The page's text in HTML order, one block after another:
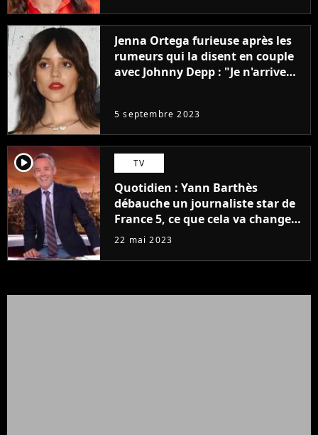
Jenna Ortega furieuse après les
rumeurs qui la disent en couple
avec Johnny Depp : "Je n'arrive
5 septembre 2023
player2 TV
Quotidien : Yann Barthès
débauche un journaliste star de
France 5, ce que cela va changer
à la rentrée
22 mai 2023